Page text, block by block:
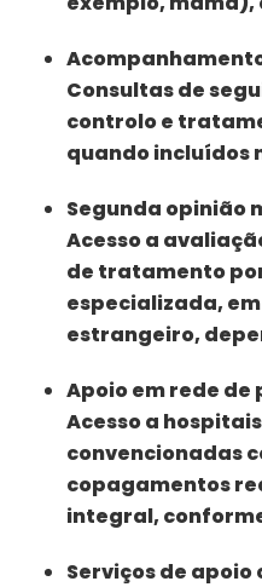
Consultas de
controlo e
quando incluídos
Segunda opinião
Acesso a
de tratamento
especializada,
estrangeiro,
Apoio em rede
Acesso a
convencionadas
copagamentos
integral,
Serviços de